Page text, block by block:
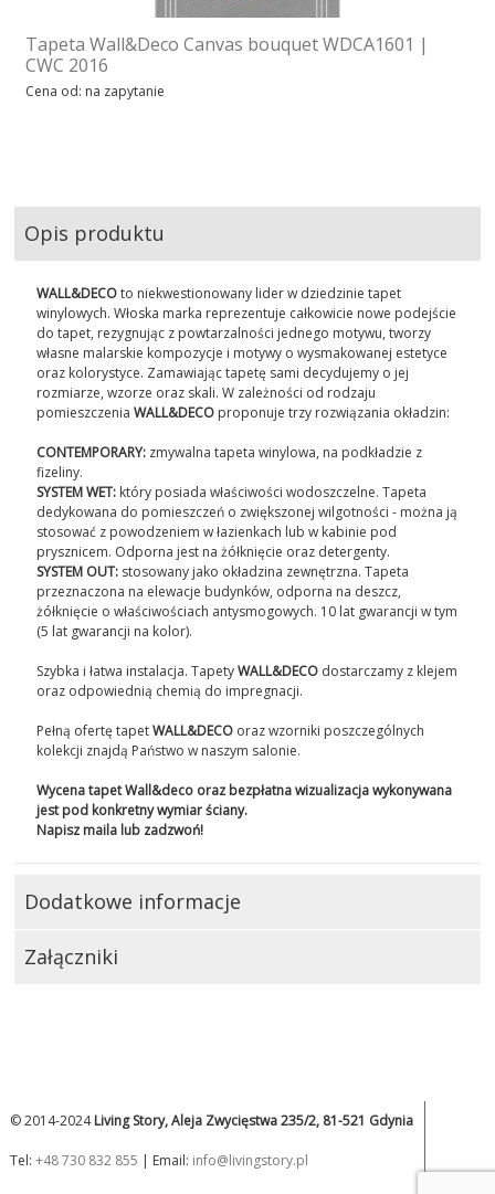
Tapeta Wall&Deco Canvas bouquet WDCA1601 |
CWC 2016
Cena od: na zapytanie
Opis produktu
WALL&DECOto niekwestionowany lider w dziedzinie tapet
winylowych. Włoska marka reprezentuje całkowicie nowe podejście
do tapet, rezygnując z powtarzalności jednego motywu, tworzy
własne malarskie kompozycje i motywy o wysmakowanej estetyce
oraz kolorystyce. Zamawiając tapetę sami decydujemy o jej
rozmiarze, wzorze oraz skali. W zależności od rodzaju
pomieszczeniaWALL&DECO proponuje trzy rozwiązania okładzin:
CONTEMPORARY: zmywalna tapeta winylowa, na podkładzie z
fizeliny.
SYSTEM WET: który posiada właściwości wodoszczelne. Tapeta
dedykowana do pomieszczeń o zwiększonej wilgotności - można ją
stosować z powodzeniem w łazienkach lub w kabinie pod
prysznicem. Odporna jest na żółknięcie oraz detergenty.
SYSTEM OUT: stosowany jako okładzina zewnętrzna. Tapeta
przeznaczona na elewacje budynków, odporna na deszcz,
żółknięcie o właściwościach antysmogowych. 10 lat gwarancji w tym
(5 lat gwarancji na kolor).
Szybka i łatwa instalacja. TapetyWALL&DECO dostarczamy z klejem
oraz odpowiednią chemią do impregnacji.
Pełną ofertę tapetWALL&DECO oraz wzorniki poszczególnych
kolekcji znajdą Państwo w naszym salonie.
Wycena tapet Wall&deco oraz bezpłatna wizualizacja wykonywana
jest pod konkretny wymiar ściany.
Napisz maila lub zadzwoń!
Dodatkowe informacje
Załączniki
© 2014-2024Living Story, Aleja Zwycięstwa 235/2, 81-521 Gdynia
Tel: +48 730 832 855 | Email: info@livingstory.pl